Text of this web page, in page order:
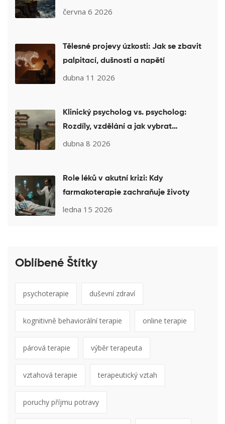
pomoc
června 6 2026
Tělesné projevy úzkosti: Jak se zbavit
palpitací, dušnosti a napětí
dubna 11 2026
Klinický psycholog vs. psycholog:
Rozdíly, vzdělání a jak vybrat
správného terapeuta
dubna 8 2026
Role léků v akutní krizi: Kdy
farmakoterapie zachraňuje životy
ledna 15 2026
Oblíbené Štítky
psychoterapie duševní zdraví
kognitivně behaviorální terapie online terapie
párová terapie výběr terapeuta
vztahová terapie terapeutický vztah
poruchy příjmu potravy